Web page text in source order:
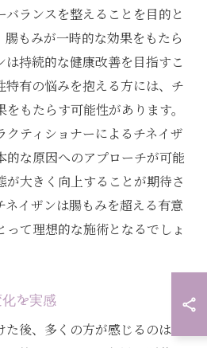
バランスを整えることを目的と
腸もみが一時的な効果をもたら
持続的な健康改善を目指すこ
特有の悩みを抱える方には、チ
もたらす可能性があります。
クティショナーによるチネイザ
的な原因へのアプローチが可能
が大きく向上することが期待さ
ネイザンは腸もみを超える有意
て理想的な施術となるでしょ
を実感
後、多くの方が感じるのは身